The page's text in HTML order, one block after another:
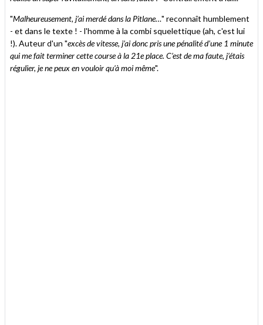
"Malheureusement, j’ai merdé dans la Pitlane…" reconnaît humblement
- et dans le texte ! - l'homme à la combi squelettique (ah, c'est lui
!). Auteur d'un "excès de vitesse, j’ai donc pris une pénalité d’une 1 minute
qui me fait terminer cette course à la 21e place. C’est de ma faute, j’étais
régulier, je ne peux en vouloir qu’à moi même".